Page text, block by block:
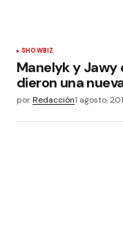
SHOWBIZ
Manelyk y Jawy
dieron una
porRedacción1 agosto,